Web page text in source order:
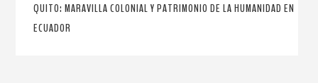
QUITO: MARAVILLA COLONIAL Y PATRIMONIO DE LA HUMANIDAD EN
ECUADOR